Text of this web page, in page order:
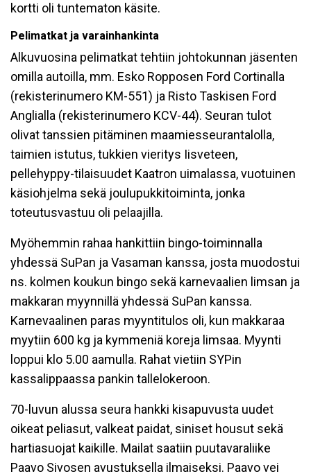
kortti oli tuntematon käsite.
Pelimatkat ja varainhankinta
Alkuvuosina pelimatkat tehtiin johtokunnan jäsenten
omilla autoilla, mm. Esko Ropposen Ford Cortinalla
(rekisterinumero KM-551) ja Risto Taskisen Ford
Anglialla (rekisterinumero KCV-44). Seuran tulot
olivat tanssien pitäminen maamiesseurantalolla,
taimien istutus, tukkien vieritys Iisveteen,
pellehyppy-tilaisuudet Kaatron uimalassa, vuotuinen
käsiohjelma sekä joulupukkitoiminta, jonka
toteutusvastuu oli pelaajilla.
Myöhemmin rahaa hankittiin bingo-toiminnalla
yhdessä SuPan ja Vasaman kanssa, josta muodostui
ns. kolmen koukun bingo sekä karnevaalien limsan ja
makkaran myynnillä yhdessä SuPan kanssa.
Karnevaalinen paras myyntitulos oli, kun makkaraa
myytiin 600 kg ja kymmeniä koreja limsaa. Myynti
loppui klo 5.00 aamulla. Rahat vietiin SYPin
kassalippaassa pankin tallelokeroon.
70-luvun alussa seura hankki kisapuvusta uudet
oikeat peliasut, valkeat paidat, siniset housut sekä
hartiasuojat kaikille. Mailat saatiin puutavaraliike
Paavo Sivosen avustuksella ilmaiseksi. Paavo vei